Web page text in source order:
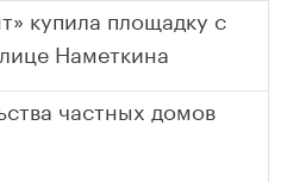
купила площадку с
Наметкина
частных домов